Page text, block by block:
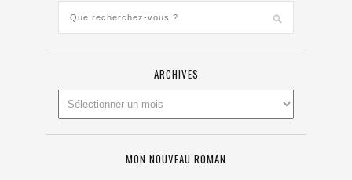
ARCHIVES
MON NOUVEAU ROMAN